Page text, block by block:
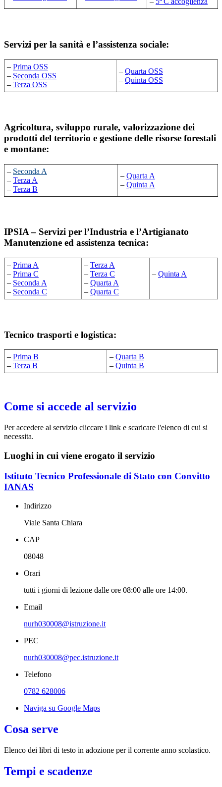
Servizi per la sanità e l’assistenza sociale:
– Prima OSS
– Seconda OSS
– Terza OSS
– Quarta OSS
– Quinta OSS
Agricoltura, sviluppo rurale, valorizzazione dei
prodotti del territorio e gestione delle risorse forestali
e montane:
– Seconda A
– Terza A
– Terza B
– Quarta A
– Quinta A
IPSIA – Servizi per l’Industria e l’Artigianato
Manutenzione ed assistenza tecnica:
– Prima A
– Prima C
– Seconda A
– Seconda C
– Terza A
– Terza C
– Quarta A
– Quarta C
– Quinta A
Tecnico trasporti e logistica:
– Prima B
– Terza B
– Quarta B
– Quinta B
Come si accede al servizio
Per accedere al servizio cliccare i link e scaricare l'elenco di cui si
necessita.
Luoghi in cui viene erogato il servizio
Istituto Tecnico Professionale di Stato con Convitto
IANAS
Indirizzo
Viale Santa Chiara
CAP
08048
Orari
tutti i giorni di lezione dalle ore 08:00 alle ore 14:00.
Email
nurh030008@istruzione.it
PEC
nurh030008@pec.istruzione.it
Telefono
0782 628006
Naviga su Google Maps
Cosa serve
Elenco dei libri di testo in adozione per il corrente anno scolastico.
Tempi e scadenze